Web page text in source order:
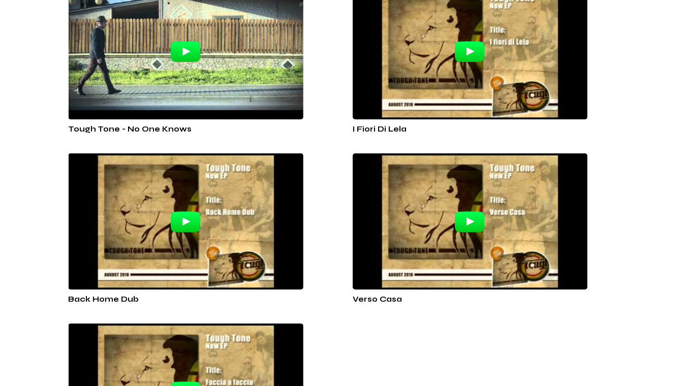
Tough Tone - No One Knows I Fiori Di Lela
Back Home Dub Verso Casa